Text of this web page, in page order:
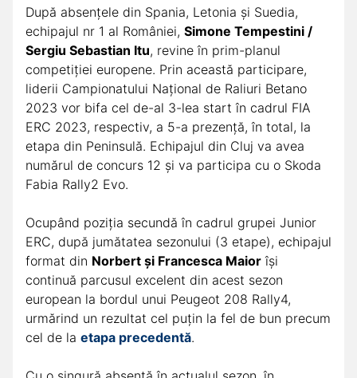
După absențele din Spania, Letonia și Suedia,
echipajul nr 1 al României, Simone Tempestini /
Sergiu Sebastian Itu, revine în prim-planul
competiției europene. Prin această participare,
liderii Campionatului Național de Raliuri Betano
2023 vor bifa cel de-al 3-lea start în cadrul FIA
ERC 2023, respectiv, a 5-a prezență, în total, la
etapa din Peninsulă. Echipajul din Cluj va avea
numărul de concurs 12 și va participa cu o Skoda
Fabia Rally2 Evo.
Ocupând poziția secundă în cadrul grupei Junior
ERC, după jumătatea sezonului (3 etape), echipajul
format din Norbert și Francesca Maior își
continuă parcusul excelent din acest sezon
european la bordul unui Peugeot 208 Rally4,
urmărind un rezultat cel puțin la fel de bun precum
cel de la etapa precedentă.